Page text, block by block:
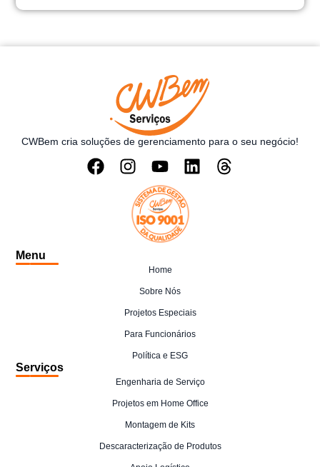
CWBem cria soluções de gerenciamento para o seu negócio!
Menu
Home
Sobre Nós
Projetos Especiais
Para Funcionários
Política e ESG
Serviços
Engenharia de Serviço
Projetos em Home Office
Montagem de Kits
Descaracterização de Produtos